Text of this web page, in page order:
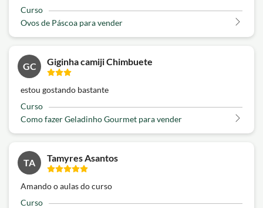
Curso
Ovos de Páscoa para vender
GC Giginha camiji Chimbuete
estou gostando bastante
Curso
Como fazer Geladinho Gourmet para vender
TA Tamyres Asantos
Amando o aulas do curso
Curso